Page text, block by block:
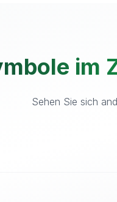
im
Sehen Sie sich